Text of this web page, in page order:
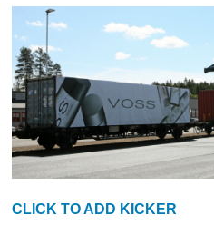
CLICK TO ADD KICKER